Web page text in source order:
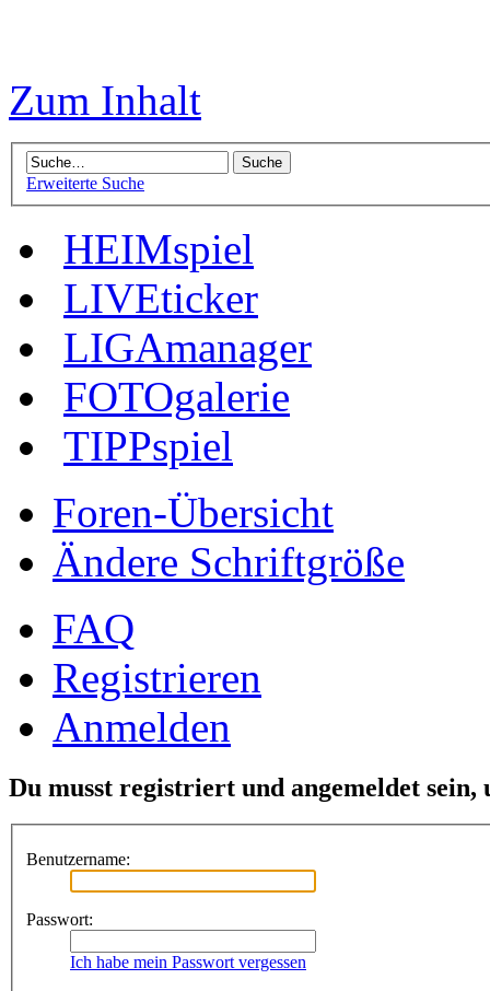
Zum Inhalt
Erweiterte Suche
HEIMspiel
LIVEticker
LIGAmanager
FOTOgalerie
TIPPspiel
Foren-Übersicht
Ändere Schriftgröße
FAQ
Registrieren
Anmelden
Du musst registriert und angemeldet
Benutzername:
Passwort:
Ich habe mein Passwort vergessen